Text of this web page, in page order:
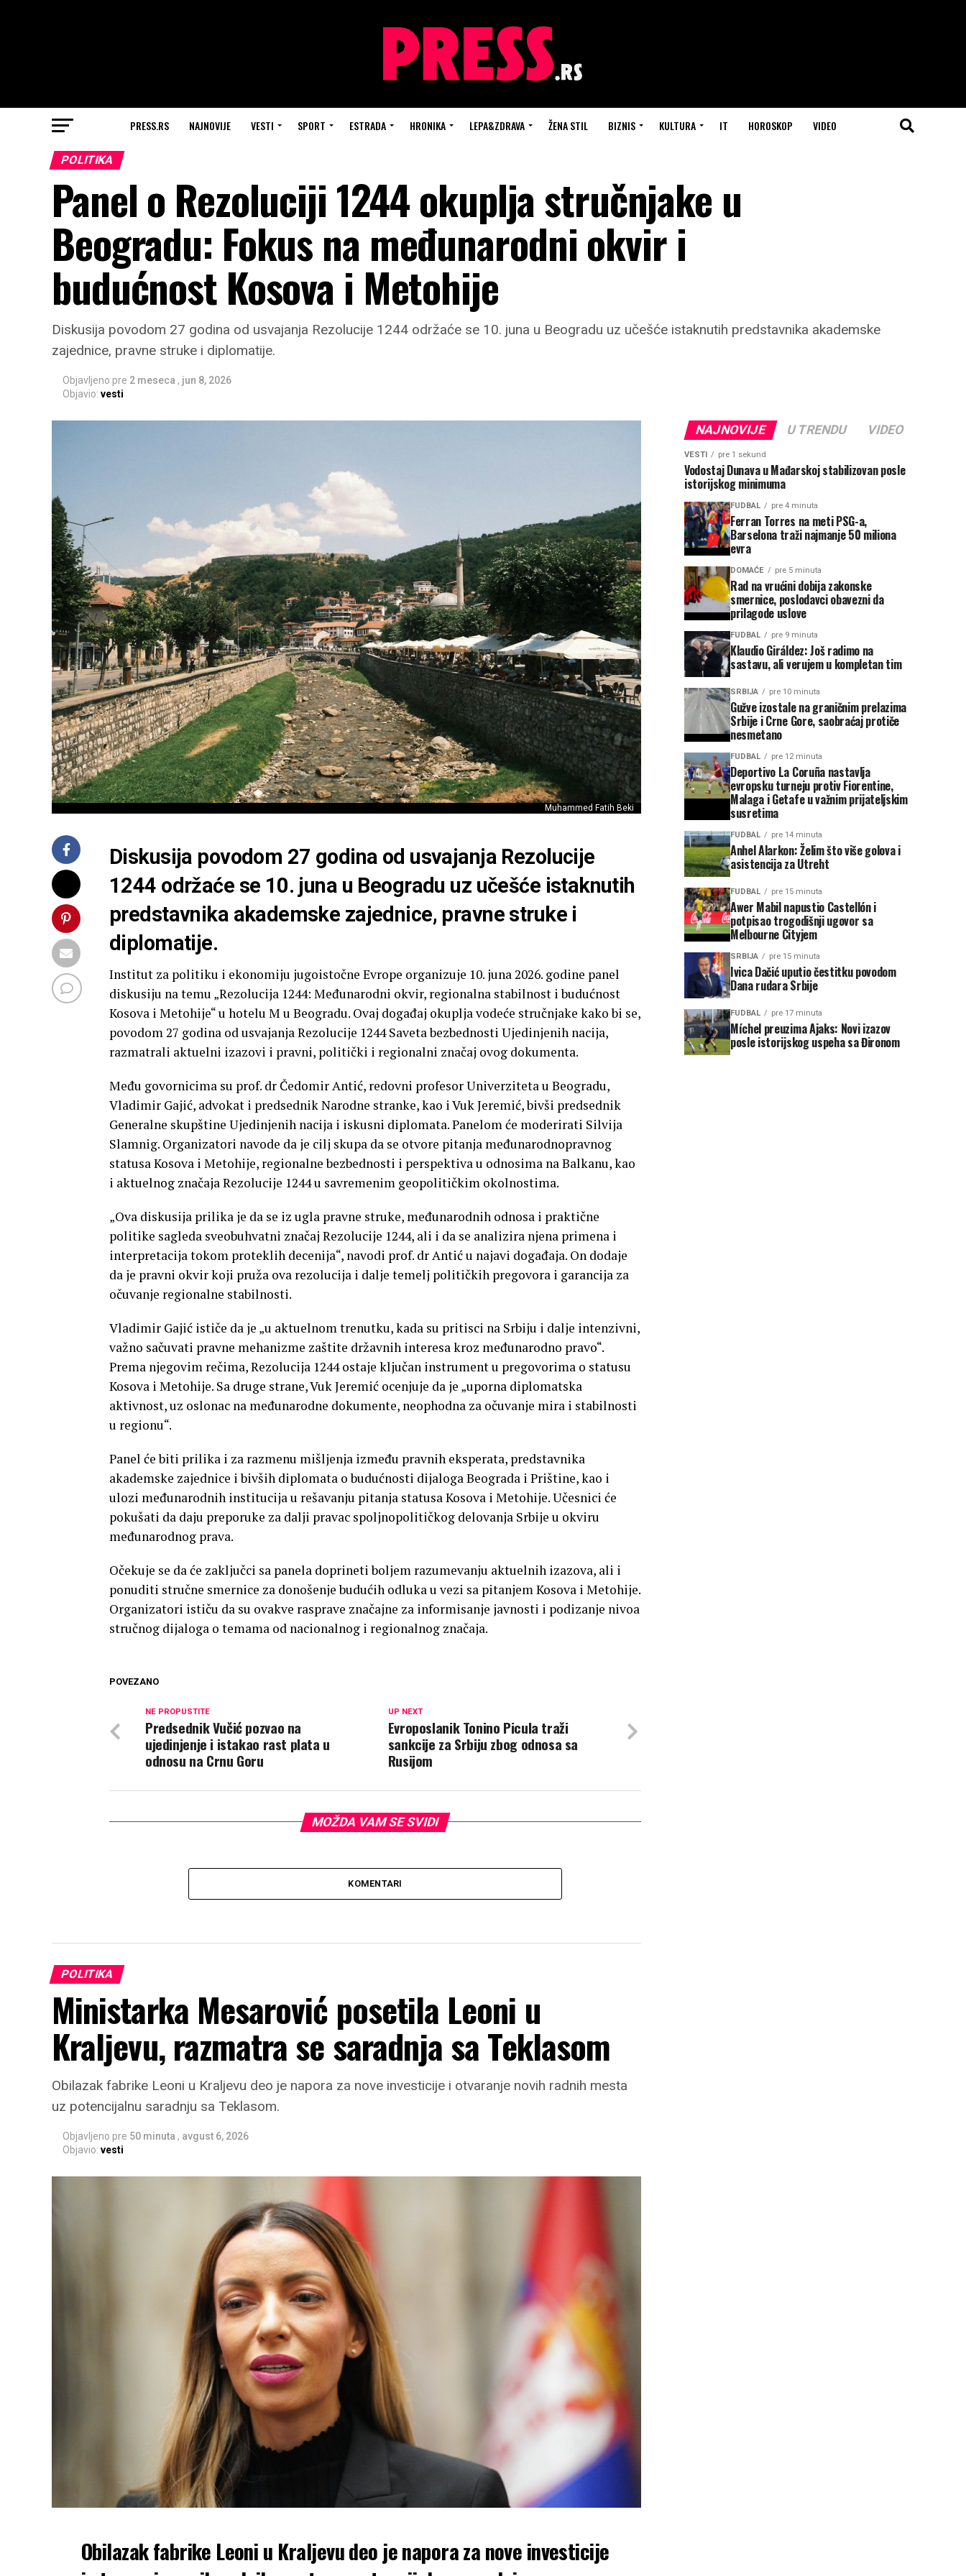
PRESS.RS NAJNOVIJE VESTI SPORT ESTRADA HRONIKA LEPA&ZDRAVA ŽENA STIL BIZNIS KULTURA IT HOROSKOP VIDEO
POLITIKA
Panel o Rezoluciji 1244 okuplja stručnjake u
Beogradu: Fokus na međunarodni okvir i
budućnost Kosova i Metohije
Diskusija povodom 27 godina od usvajanja Rezolucije 1244 održaće se 10. juna u Beogradu uz učešće istaknutih predstavnika akademske
zajednice, pravne struke i diplomatije.
Objavljeno pre 2 meseca , jun 8, 2026
Objavio: vesti
Muhammed Fatih Beki
Diskusija povodom 27 godina od usvajanja Rezolucije
1244 održaće se 10. juna u Beogradu uz učešće istaknutih
predstavnika akademske zajednice, pravne struke i
diplomatije.
Institut za politiku i ekonomiju jugoistočne Evrope organizuje 10. juna 2026. godine panel
diskusiju na temu „Rezolucija 1244: Međunarodni okvir, regionalna stabilnost i budućnost
Kosova i Metohije“ u hotelu M u Beogradu. Ovaj događaj okuplja vodeće stručnjake kako bi se,
povodom 27 godina od usvajanja Rezolucije 1244 Saveta bezbednosti Ujedinjenih nacija,
razmatrali aktuelni izazovi i pravni, politički i regionalni značaj ovog dokumenta.
Među govornicima su prof. dr Čedomir Antić, redovni profesor Univerziteta u Beogradu,
Vladimir Gajić, advokat i predsednik Narodne stranke, kao i Vuk Jeremić, bivši predsednik
Generalne skupštine Ujedinjenih nacija i iskusni diplomata. Panelom će moderirati Silvija
Slamnig. Organizatori navode da je cilj skupa da se otvore pitanja međunarodnopravnog
statusa Kosova i Metohije, regionalne bezbednosti i perspektiva u odnosima na Balkanu, kao
i aktuelnog značaja Rezolucije 1244 u savremenim geopolitičkim okolnostima.
„Ova diskusija prilika je da se iz ugla pravne struke, međunarodnih odnosa i praktične
politike sagleda sveobuhvatni značaj Rezolucije 1244, ali i da se analizira njena primena i
interpretacija tokom proteklih decenija“, navodi prof. dr Antić u najavi događaja. On dodaje
da je pravni okvir koji pruža ova rezolucija i dalje temelj političkih pregovora i garancija za
očuvanje regionalne stabilnosti.
Vladimir Gajić ističe da je „u aktuelnom trenutku, kada su pritisci na Srbiju i dalje intenzivni,
važno sačuvati pravne mehanizme zaštite državnih interesa kroz međunarodno pravo“.
Prema njegovim rečima, Rezolucija 1244 ostaje ključan instrument u pregovorima o statusu
Kosova i Metohije. Sa druge strane, Vuk Jeremić ocenjuje da je „uporna diplomatska
aktivnost, uz oslonac na međunarodne dokumente, neophodna za očuvanje mira i stabilnosti
u regionu“.
Panel će biti prilika i za razmenu mišljenja između pravnih eksperata, predstavnika
akademske zajednice i bivših diplomata o budućnosti dijaloga Beograda i Prištine, kao i
ulozi međunarodnih institucija u rešavanju pitanja statusa Kosova i Metohije. Učesnici će
pokušati da daju preporuke za dalji pravac spoljnopolitičkog delovanja Srbije u okviru
međunarodnog prava.
Očekuje se da će zaključci sa panela doprineti boljem razumevanju aktuelnih izazova, ali i
ponuditi stručne smernice za donošenje budućih odluka u vezi sa pitanjem Kosova i Metohije.
Organizatori ističu da su ovakve rasprave značajne za informisanje javnosti i podizanje nivoa
stručnog dijaloga o temama od nacionalnog i regionalnog značaja.
POVEZANO
UP NEXT
Evroposlanik Tonino Picula traži
sankcije za Srbiju zbog odnosa sa
Rusijom
NE PROPUSTITE
Predsednik Vučić pozvao na
ujedinjenje i istakao rast plata u
odnosu na Crnu Goru
MOŽDA VAM SE SVIDI
KOMENTARI
POLITIKA
Ministarka Mesarović posetila Leoni u
Kraljevu, razmatra se saradnja sa Teklasom
Obilazak fabrike Leoni u Kraljevu deo je napora za nove investicije i otvaranje novih radnih mesta
uz potencijalnu saradnju sa Teklasom.
Objavljeno pre 50 minuta , avgust 6, 2026
Objavio: vesti
Obilazak fabrike Leoni u Kraljevu deo je napora za nove investicije
NAJNOVIJE U TRENDU VIDEO
VESTI pre 1 sekund
Vodostaj Dunava u Mađarskoj stabilizovan posle
istorijskog minimuma
FUDBAL pre 4 minuta
Ferran Torres na meti PSG-a,
Barselona traži najmanje 50 miliona
evra
DOMAĆE pre 5 minuta
Rad na vrućini dobija zakonske
smernice, poslodavci obavezni da
prilagode uslove
FUDBAL pre 9 minuta
Klaudio Giráldez: Još radimo na
sastavu, ali verujem u kompletan tim
SRBIJA pre 10 minuta
Gužve izostale na graničnim prelazima
Srbije i Crne Gore, saobraćaj protiče
nesmetano
FUDBAL pre 12 minuta
Deportivo La Coruña nastavlja
evropsku turneju protiv Fiorentine,
Malaga i Getafe u važnim prijateljskim
susretima
FUDBAL pre 14 minuta
Anhel Alarkon: Želim što više golova i
asistencija za Utreht
FUDBAL pre 15 minuta
Awer Mabil napustio Castellón i
potpisao trogodišnji ugovor sa
Melbourne Cityjem
SRBIJA pre 15 minuta
Ivica Dačić uputio čestitku povodom
Dana rudara Srbije
FUDBAL pre 17 minuta
Míchel preuzima Ajaks: Novi izazov
posle istorijskog uspeha sa Đironom